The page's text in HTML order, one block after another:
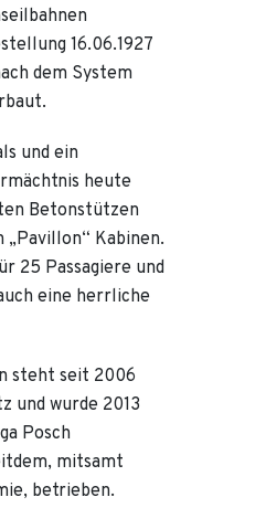
16.06.1927
dem System
und ein
heute
Betonstützen
„Pavillon“ Kabinen.
25 Passagiere und
eine herrliche
steht seit 2006
und wurde 2013
Posch
mitsamt
betrieben.